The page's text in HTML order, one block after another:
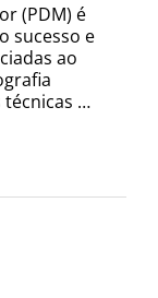
(PDM) é
sucesso e
ao
técnicas …